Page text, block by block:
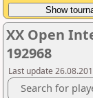
XX Open
192968
Last update
Search for